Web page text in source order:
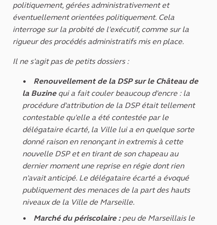
politiquement, gérées administrativement et
éventuellement orientées politiquement. Cela
interroge sur la probité de l'exécutif, comme sur la
rigueur des procédés administratifs mis en place.
Il ne s'agit pas de petits dossiers :
Renouvellement de la DSP sur le Château de
la Buzine qui a fait couler beaucoup d'encre : la
procédure d'attribution de la DSP était tellement
contestable qu'elle a été contestée par le
délégataire écarté, la Ville lui a en quelque sorte
donné raison en renonçant in extremis à cette
nouvelle DSP et en tirant de son chapeau au
dernier moment une reprise en régie dont rien
n'avait anticipé. Le délégataire écarté a évoqué
publiquement des menaces de la part des hauts
niveaux de la Ville de Marseille.
Marché du périscolaire :peu de Marseillais le